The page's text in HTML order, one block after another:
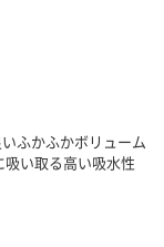
ふかふかボリューム
吸い取る高い吸水性